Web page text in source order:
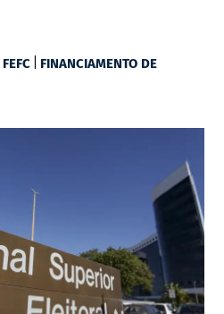
FEFC | FINANCIAMENTO DE